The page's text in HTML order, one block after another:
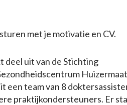
met je motivatie en CV.
deel uit van de Stichting
een team van 8
praktijkondersteuners. Er